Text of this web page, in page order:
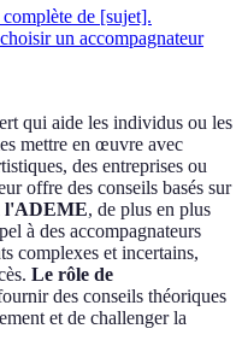
de [sujet].
un accompagnateur
qui aide les individus ou les
mettre en œuvre avec
des entreprises ou
offre des conseils basés sur
l'ADEME, de plus en plus
à des accompagnateurs
complexes et incertains,
Le rôle de
des conseils théoriques
et de challenger la